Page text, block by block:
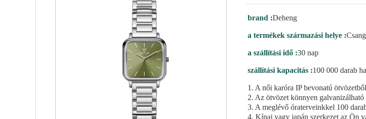
brand :Deheng
a termékek származási helye :
a szállítási idő :30 nap
szállítási kapacitás :100 000 darab
1. A női karóra IP bevonatú
2. Az ötvözet könnyen galvanizálható
3. A meglévő óraterveinkkel 100
4. Kínai vagy japán szerkezet az Ön